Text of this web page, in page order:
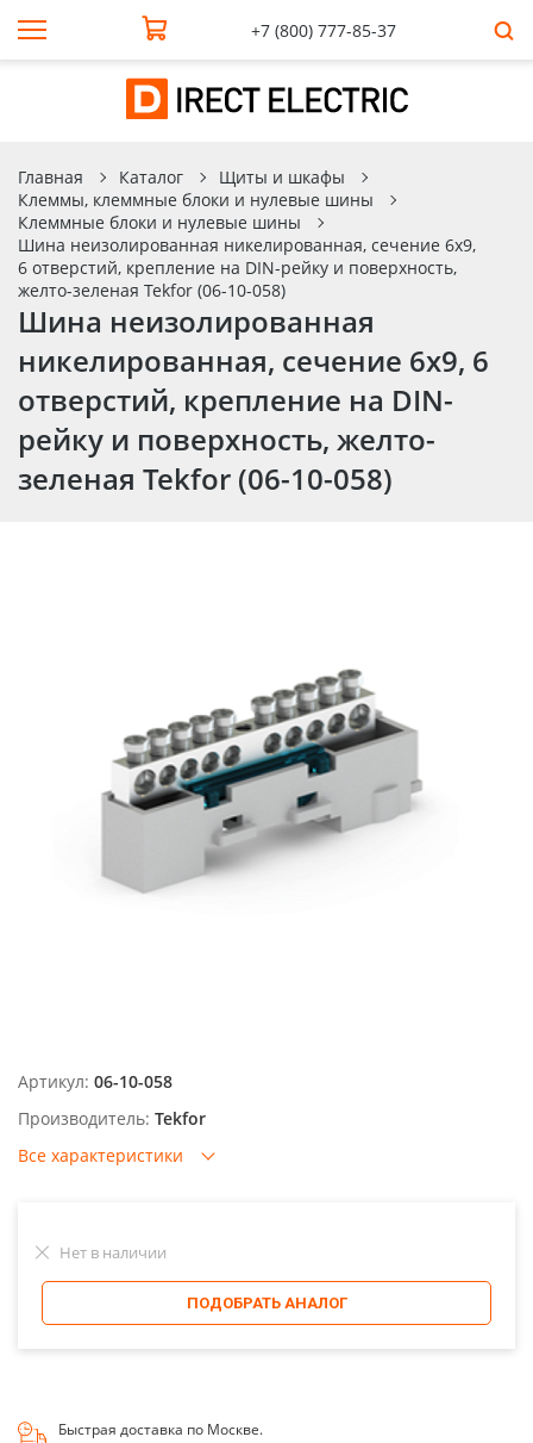
+7 (800) 777-85-37
Главная Каталог
Щиты и шкафы
Клеммы, клеммные блоки и нулевые шины
Клеммные блоки и нулевые шины
Шина неизолированная никелированная, сечение 6х9,
6 отверстий, крепление на DIN-рейку и поверхность,
желто-зеленая Tekfor (06-10-058)
Шина неизолированная
никелированная, сечение 6х9, 6
отверстий, крепление на DIN-
рейку и поверхность, желто-
зеленая Tekfor (06-10-058)
Артикул: 06-10-058
Производитель: Tekfor
Все характеристики
Нет в наличии
ПОДОБРАТЬ АНАЛОГ
Быстрая доставка по Москве.